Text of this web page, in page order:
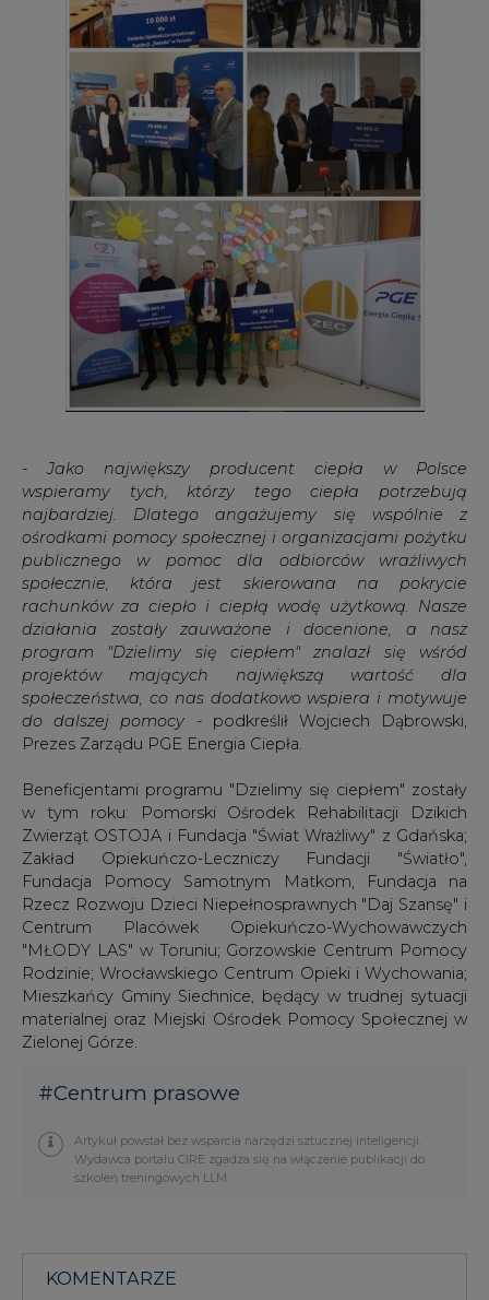
Jako największy producent ciepła w Polsce
wspieramy tych, którzy tego ciepła potrzebują
publicznego w pomoc dla odbiorców wrażliwych
społecznie, która jest skierowana na pokrycie
rachunków za ciepło i ciepłą wodę użytkową. Nasze
działania zostały zauważone i docenione, a nasz
program "Dzielimy się ciepłem" znalazł się wśród
projektów mających największą wartość dla
społeczeństwa, co nas dodatkowo wspiera i motywuje
do dalszej pomocy- podkreślił Wojciech Dąbrowski,
Prezes Zarządu PGE Energia Ciepła.
Beneficjentami programu "Dzielimy się ciepłem" zostały
w tym roku: Pomorski Ośrodek Rehabilitacji Dzikich
Zwierząt OSTOJA i Fundacja "Świat Wrażliwy" z Gdańska;
Fundacja Pomocy Samotnym Matkom, Fundacja na
Rzecz Rozwoju Dzieci Niepełnosprawnych "Daj Szansę" i
Centrum Placówek Opiekuńczo-Wychowawczych
"MŁODY LAS" w Toruniu; Gorzowskie Centrum Pomocy
Rodzinie; Wrocławskiego Centrum Opieki i Wychowania;
Mieszkańcy Gminy Siechnice, będący w trudnej sytuacji
materialnej oraz Miejski Ośrodek Pomocy Społecznej w
Zielonej Górze.
#Centrum prasowe
Artykuł powstał bez wsparcia narzędzi sztucznej inteligencji.
szkoleń treningowych LLM.
KOMENTARZE